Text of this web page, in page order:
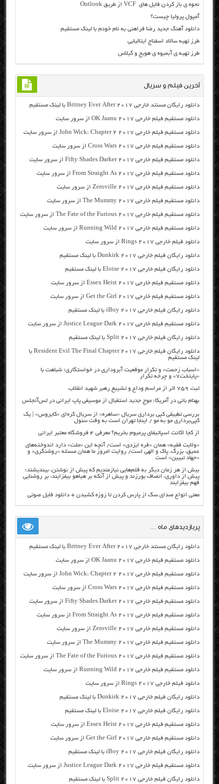
نحوه ی باز کردن فایل های VCF از طریق Outlook
آمپول پرولیا چیست؟
دانلود آهنگ جدید رضا فراهنی به نام خودم با لینک مستقیم
طرز تهیه سالاد اسفناج ایتالیایی
طرز تهیه ی آبمیوه ی هویج و گیلاس
آخرین فیلم و سریال
دانلود رایگان مسنتد خارجی Britney Ever After 2017 با لینک مستقیم
دانلود مستقیم فیلم خارجی OK Jaanu 2017 از سرور سایت
دانلود مستقیم فیلم خارجی John Wick: Chapter 2 2017 از سرور سایت
دانلود مستقیم فیلم خارجی Cross Wars 2017 از سرور سایت
دانلود مستقیم فیلم خارجی Fifty Shades Darker 2017 از سرور سایت
دانلود مستقیم فیلم خارجی From Straight As 2017 از سرور سایت
دانلود مستقیم فیلم خارجی Zeroville 2017 از سرور سایت
دانلود مستقیم فیلم خارجی The Mummy 2017 از سرور سایت
دانلود مستقیم فیلم خارجی The Fate of the Furious 2017 از سرور سایت
دانلود مستقیم فیلم خارجی Running Wild 2017 از سرور سایت
دانلود فیلم خارجی Rings 2017 از سرور سایت
دانلود رایگان فیلم خارجی Dunkirk 2017 با لینک مستقیم
دانلود رایگان فیلم خارجی Eloise 2017 با لینک مستقیم
دانلود مستقیم فیلم خارجی Essex Heist 2017 از سرور سایت
دانلود مستقیم فیلم خارجی Get the Girl 2017 از سرور سایت
دانلود رایگان فیلم خارجی iBoy 2017 با لینک مستقیم
دانلود مستقیم فیلم خارجی Justice League Dark 2017 از سرور سایت
دانلود رایگان فیلم خارجی Split 2017 با لینک مستقیم
دانلود رایگان فیلم خارجی Resident Evil The Final Chapter 2017 با
لینک مستقیم
«اسباب زحمت» و تکرار موقعیت آبروداری در خواستگاری؛ شباهت با
«پایتخت۷» و چرخه تکرار
ثبت ۷۵۹ اثر از مراسم وداع و تشییع رهبر شهید انقلاب
بهنام بانی در آمریکا: موج جدید استقبال از موسیقی پاپ ایرانی در لس‌آنجلس
بررسی تطبیقی کپی برداری سریال «ساهره» از سریال کره‌ای «کایروس» | یک
کپی‌برداری مو به مو / اینجا تهران است به وقت سئول
از کجا اکانت اسپاتیفای پرمیوم بخریم؟ معرفی ۴ فروشگاه معتبر ایرانی
«ولایت فقیه» همان «فره ایزدی» است/ آنچه این «ملت» دارد اندوخته‌های
عمیق، بزرگ، پاک و الهی است/ روایت امروز ما همان مسئله «روشنگری» و
«جهاد تبیین» است
بیش از هر زمان دیگر به قلم‌هایی نیازمندیم که پیش از نوشتن، بیندیشند؛
پیش از داوری، انصاف بورزند و پیش از آنکه بر هیاهو بیفزایند، بر روشنایی
فهم بیفزایند
معنی انواع صدای سگ از پارس کردن تا زوزه کشیدن + دانلود فایل صوتی
پربازدیدهای ماه …
دانلود رایگان مسنتد خارجی Britney Ever After 2017 با لینک مستقیم
دانلود مستقیم فیلم خارجی OK Jaanu 2017 از سرور سایت
دانلود مستقیم فیلم خارجی John Wick: Chapter 2 2017 از سرور سایت
دانلود مستقیم فیلم خارجی Cross Wars 2017 از سرور سایت
دانلود مستقیم فیلم خارجی Fifty Shades Darker 2017 از سرور سایت
دانلود مستقیم فیلم خارجی From Straight As 2017 از سرور سایت
دانلود مستقیم فیلم خارجی Zeroville 2017 از سرور سایت
دانلود مستقیم فیلم خارجی The Mummy 2017 از سرور سایت
دانلود مستقیم فیلم خارجی The Fate of the Furious 2017 از سرور سایت
دانلود مستقیم فیلم خارجی Running Wild 2017 از سرور سایت
دانلود فیلم خارجی Rings 2017 از سرور سایت
دانلود رایگان فیلم خارجی Dunkirk 2017 با لینک مستقیم
دانلود رایگان فیلم خارجی Eloise 2017 با لینک مستقیم
دانلود مستقیم فیلم خارجی Essex Heist 2017 از سرور سایت
دانلود مستقیم فیلم خارجی Get the Girl 2017 از سرور سایت
دانلود رایگان فیلم خارجی iBoy 2017 با لینک مستقیم
دانلود مستقیم فیلم خارجی Justice League Dark 2017 از سرور سایت
دانلود رایگان فیلم خارجی Split 2017 با لینک مستقیم